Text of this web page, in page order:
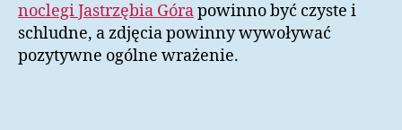
noclegi Jastrzębia Górapowinno być czyste i
schludne, a zdjęcia powinny wywoływać
pozytywne ogólne wrażenie.